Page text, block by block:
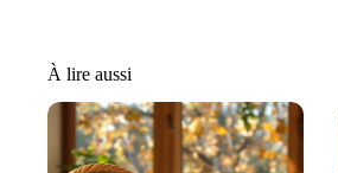
À lire aussi